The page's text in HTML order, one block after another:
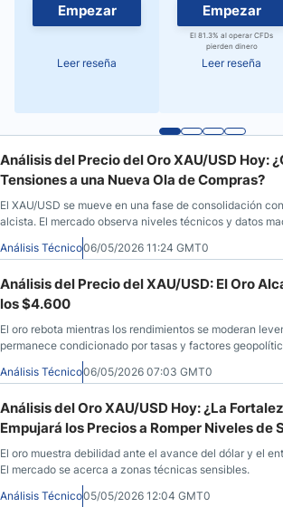
Empezar
Leer reseña
Empezar
El 81.3% al operar CFDs
pierden dinero
Leer reseña
Análisis del Precio del Oro XAU/USD Hoy:
Tensiones a una Nueva Ola de Compras?
El XAU/USD se mueve en una fase de consolidación
alcista. El mercado observa niveles técnicos y datos
Análisis Técnico06/05/2026 11:24 GMT0
Análisis del Precio del XAU/USD: El Oro
los $4.600
El oro rebota mientras los rendimientos se moderan
permanece condicionado por tasas y factores
Análisis Técnico06/05/2026 07:03 GMT0
Análisis del Oro XAU/USD Hoy: ¿La
Empujará los Precios a Romper Niveles de
El oro muestra debilidad ante el avance del dólar y el
El mercado se acerca a zonas técnicas sensibles.
Análisis Técnico05/05/2026 12:04 GMT0